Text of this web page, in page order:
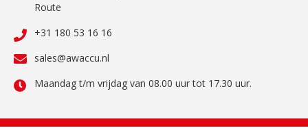
Route
+31 180 53 16 16
sales@awaccu.nl
Maandag t/m vrijdag van 08.00 uur tot 17.30 uur.